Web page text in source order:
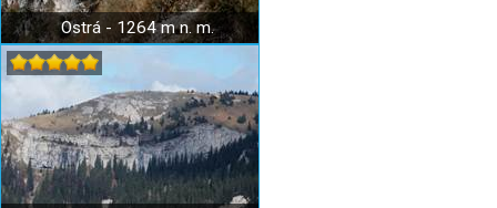
Ostrá - 1264 m n. m.